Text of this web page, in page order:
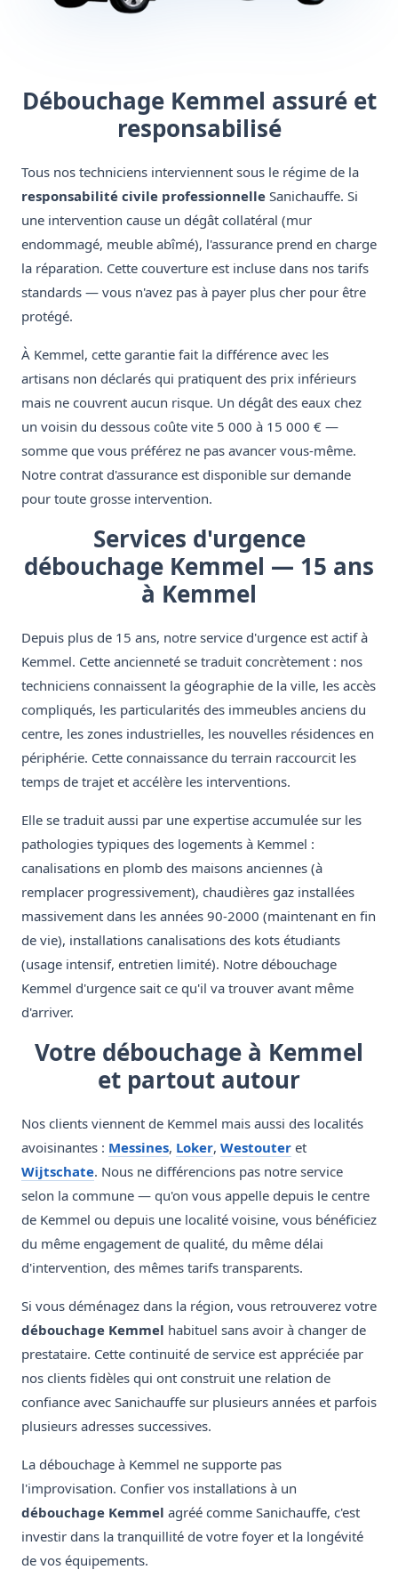
Débouchage Kemmel assuré et
responsabilisé
Tous nos techniciens interviennent sous le régime de la
responsabilité civile professionnelle Sanichauffe. Si
une intervention cause un dégât collatéral (mur
endommagé, meuble abîmé), l'assurance prend en charge
la réparation. Cette couverture est incluse dans nos tarifs
standards — vous n'avez pas à payer plus cher pour être
protégé.
À Kemmel, cette garantie fait la différence avec les
artisans non déclarés qui pratiquent des prix inférieurs
mais ne couvrent aucun risque. Un dégât des eaux chez
un voisin du dessous coûte vite 5 000 à 15 000 € —
somme que vous préférez ne pas avancer vous-même.
Notre contrat d'assurance est disponible sur demande
pour toute grosse intervention.
Services d'urgence
débouchage Kemmel — 15 ans
à Kemmel
Depuis plus de 15 ans, notre service d'urgence est actif à
Kemmel. Cette ancienneté se traduit concrètement : nos
techniciens connaissent la géographie de la ville, les accès
compliqués, les particularités des immeubles anciens du
centre, les zones industrielles, les nouvelles résidences en
périphérie. Cette connaissance du terrain raccourcit les
temps de trajet et accélère les interventions.
Elle se traduit aussi par une expertise accumulée sur les
pathologies typiques des logements à Kemmel :
canalisations en plomb des maisons anciennes (à
remplacer progressivement), chaudières gaz installées
massivement dans les années 90-2000 (maintenant en fin
de vie), installations canalisations des kots étudiants
(usage intensif, entretien limité). Notre débouchage
Kemmel d'urgence sait ce qu'il va trouver avant même
d'arriver.
Votre débouchage à Kemmel
et partout autour
Nos clients viennent de Kemmel mais aussi des localités
avoisinantes : Messines, Loker, Westouter et
Wijtschate. Nous ne différencions pas notre service
selon la commune — qu'on vous appelle depuis le centre
de Kemmel ou depuis une localité voisine, vous bénéficiez
du même engagement de qualité, du même délai
d'intervention, des mêmes tarifs transparents.
Si vous déménagez dans la région, vous retrouverez votre
débouchage Kemmel habituel sans avoir à changer de
prestataire. Cette continuité de service est appréciée par
nos clients fidèles qui ont construit une relation de
confiance avec Sanichauffe sur plusieurs années et parfois
plusieurs adresses successives.
La débouchage à Kemmel ne supporte pas
l'improvisation. Confier vos installations à un
débouchage Kemmel agréé comme Sanichauffe, c'est
investir dans la tranquillité de votre foyer et la longévité
de vos équipements.